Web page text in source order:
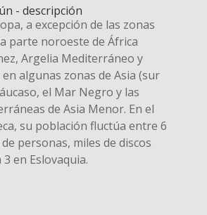
- descripción
a excepción de las zonas
parte noroeste de África
Argelia Mediterráneo y
algunas zonas de Asia (sur
el Mar Negro y las
de Asia Menor. En el
su población fluctúa entre 6
personas, miles de discos
en Eslovaquia.